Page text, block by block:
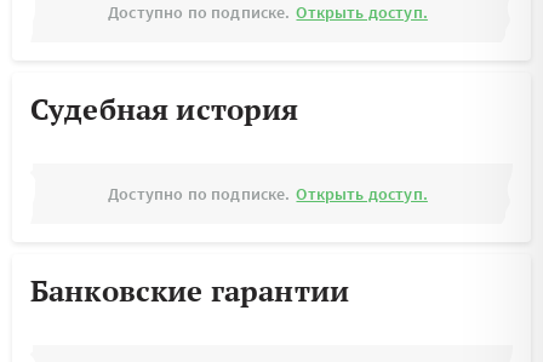
Доступно по подписке. Открыть доступ.
Судебная история
Доступно по подписке. Открыть доступ.
Банковские гарантии